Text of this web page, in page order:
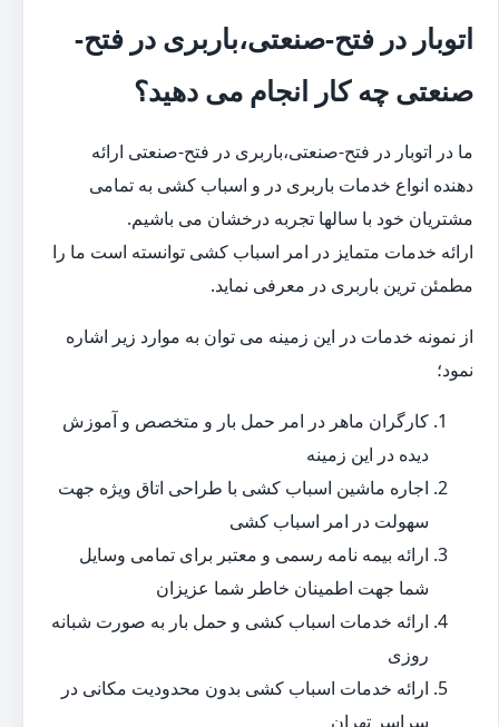
اتوبار در فتح-صنعتی،باربری در فتح-
صنعتی چه کار انجام می دهید؟
ما در اتوبار در فتح-صنعتی،باربری در فتح-صنعتی ارائه
دهنده انواع خدمات باربری در و اسباب کشی به تمامی
مشتریان خود با سالها تجربه درخشان می باشیم.
ارائه خدمات متمایز در امر اسباب کشی توانسته است ما را
مطمئن ترین باربری در معرفی نماید.
از نمونه خدمات در این زمینه می توان به موارد زیر اشاره
نمود؛
کارگران ماهر در امر حمل بار و متخصص و آموزش
دیده در این زمینه
اجاره ماشین اسباب کشی با طراحی اتاق ویژه جهت
سهولت در امر اسباب کشی
ارائه بیمه نامه رسمی و معتبر برای تمامی وسایل
شما جهت اطمینان خاطر شما عزیزان
ارائه خدمات اسباب کشی و حمل بار به صورت شبانه
روزی
ارائه خدمات اسباب کشی بدون محدودیت مکانی در
سراسر تهران